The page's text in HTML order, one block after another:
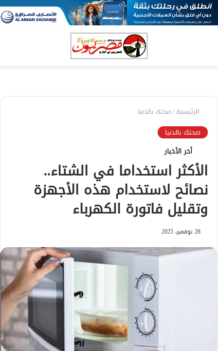
الرئيسية/صحتك بالدنيا
صحتك بالدنيا
أخر الأخبار
الأكثر استخداما في الشتاء..
نصائح لاستخدام هذه الأجهزة
وتقليل فاتورة الكهرباء
28 نوفمبر، 2025